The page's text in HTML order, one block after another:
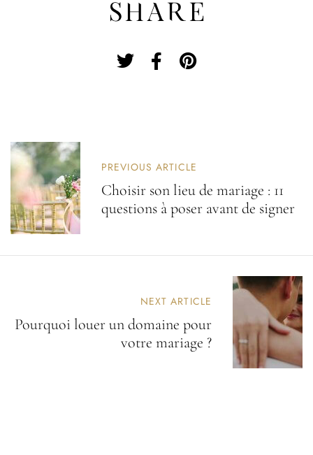
SHARE
PREVIOUS ARTICLE
Choisir son lieu de mariage : 11
questions à poser avant de signer
NEXT ARTICLE
Pourquoi louer un domaine pour
votre mariage ?